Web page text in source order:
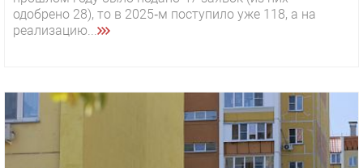
одобрено 28), то в 2025‑м поступило уже 118, а на
реализацию...